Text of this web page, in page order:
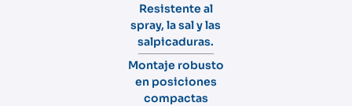
Resistente al
spray, la sal y las
salpicaduras.
Montaje robusto
en posiciones
compactas